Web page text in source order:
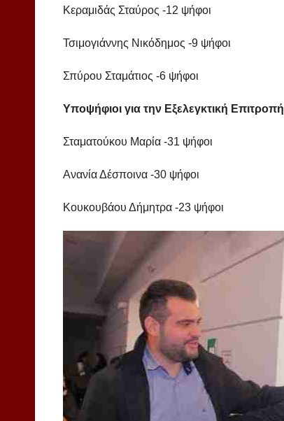
Κεραμιδάς Σταύρος -12 ψήφοι
Τσιμογιάννης Νικόδημος -9 ψήφοι
Σπύρου Σταμάτιος -6 ψήφοι
Υποψήφιοι για την Εξελεγκτική Επιτροπή
Σταματούκου Μαρία -31 ψήφοι
Ανανία Δέσποινα -30 ψήφοι
Κουκουβάου Δήμητρα -23 ψήφοι